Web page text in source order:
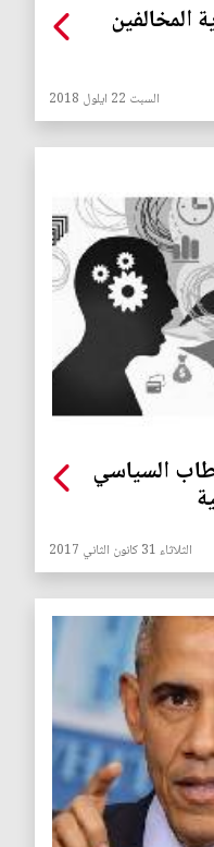
المخالفين
السبت 22 ايلول 2018
السياسي
الثلاثاء 31 كانون الثاني 2017